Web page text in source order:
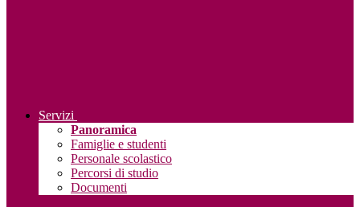
Servizi
Panoramica
Famiglie e studenti
Personale scolastico
Percorsi di studio
Documenti